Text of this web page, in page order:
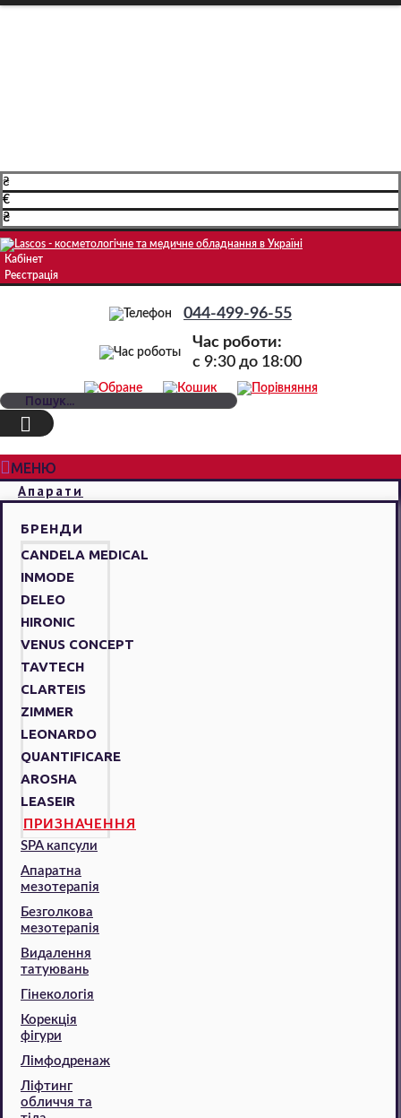
₴
€
₴
Кабінет
Реєстрація
044-499-96-55
Час роботи:
c 9:30 до 18:00
МЕНЮ
Апарати
БРЕНДИ
CANDELA MEDICAL
INMODE
DELEO
HIRONIC
VENUS CONCEPT
TAVTECH
CLARTEIS
ZIMMER
LEONARDO
QUANTIFICARE
AROSHA
LEASEIR
ПРИЗНАЧЕННЯ
SPA капсули
Апаратна
мезотерапія
Безголкова
мезотерапія
Видалення
татуювань
Гінекологія
Корекція
фігури
Лімфодренаж
Ліфтинг
обличчя та